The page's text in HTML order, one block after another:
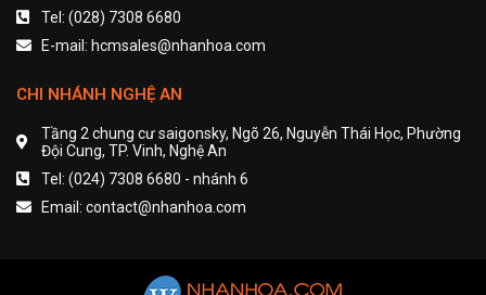
Tel: (028) 7308 6680
E-mail: hcmsales@nhanhoa.com
CHI NHÁNH NGHỆ AN
Tầng 2 chung cư saigonsky, Ngõ 26, Nguyễn Thái Học, Phường
Đội Cung, TP. Vinh, Nghệ An
Tel: (024) 7308 6680 - nhánh 6
Email: contact@nhanhoa.com